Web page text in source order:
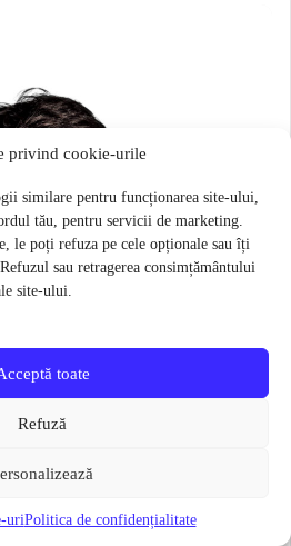
privind cookie-urile
similare pentru funcționarea site-ului,
tău, pentru servicii de marketing.
le poți refuza pe cele opționale sau îți
sau retragerea consimțământului
site-ului.
toate
Refuză
uriPolitica de confidențialitate